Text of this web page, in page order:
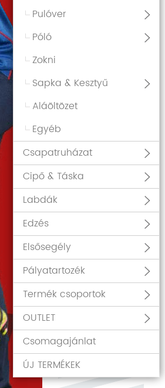
Pulóver
Póló
Zokni
Sapka & Kesztyű
Aláöltözet
Egyéb
Csapatruházat
Cipő & Táska
Labdák
Edzés
Elsősegély
Pályatartozék
Termék csoportok
OUTLET
Csomagajánlat
ÚJ TERMÉKEK